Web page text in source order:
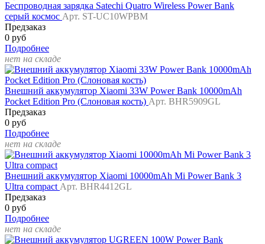
Беспроводная зарядка Satechi Quatro Wireless Power Bank
серый космос Арт. ST-UC10WPBM
Предзаказ
0 руб
Подробнее
нет на складе
Внешний аккумулятор Xiaomi 33W Power Bank 10000mAh
Pocket Edition Pro (Слоновая кость) Арт. BHR5909GL
Предзаказ
0 руб
Подробнее
нет на складе
Внешний аккумулятор Xiaomi 10000mAh Mi Power Bank 3
Ultra compactАрт. BHR4412GL
Предзаказ
0 руб
Подробнее
нет на складе